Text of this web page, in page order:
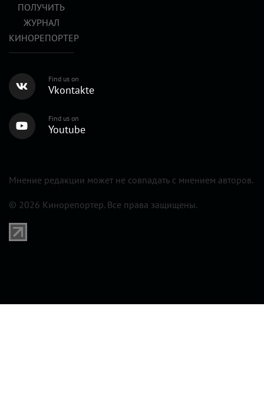
ПОЛУЧИТЬ
ЖУРНАЛ
КИНОРЕПОРТЕР
Find us on
Vkontakte
Find us on
Youtube
Мнение редакции может не совпадать с мнением авторов.
© 2026 Кинорепортер. Все права защищены.